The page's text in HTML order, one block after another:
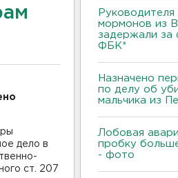
дело в
ст. 207
Руководителя
мормонов из
задержали за
ФБК*
Назначено
по делу об
мальчика из
Лобовая
пробку
- фото